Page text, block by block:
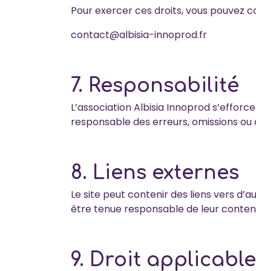
Pour exercer ces droits, vous pouvez
contact@albisia-innoprod.fr
7. Responsabilité
L’association Albisia Innoprod
responsable des erreurs, omissions
8. Liens externes
Le site peut contenir des liens vers
être tenue responsable de leur
9. Droit applicable